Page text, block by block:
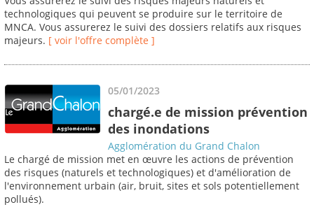
technologiques qui peuvent se produire sur le territoire de
MNCA. Vous assurerez le suivi des dossiers relatifs aux risques
majeurs. [ voir l'offre complète ]
05/01/2023
chargé.e de mission prévention
des inondations
Agglomération du Grand Chalon
Le chargé de mission met en œuvre les actions de prévention
des risques (naturels et technologiques) et d'amélioration de
l'environnement urbain (air, bruit, sites et sols potentiellement
pollués).